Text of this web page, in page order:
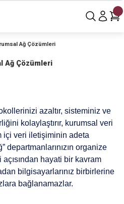
Dell Sunucular
Lenovo Sunucular
Bellek (RAM)
İşlemci (CPU)
Power Supply (PSU)
Workstation
Workstation Aksesuarları
Workstation Monitörler
Sunucu Kabinetler
Veri Depolama
Abonelik
HPE Networking
Anahtar Teslim Projeler
Microsoft & Azure
Kiralama ve Finansal Çözümler
Siber Güvenlik Çözümleri
Son Kullanıcı Çözümleri
Ağ Çözümleri
Ağ Çözümleri
azaltır, sisteminiz ve
kolaylaştırır, kurumsal veri
içi veri iletişiminin adeta
departmanlarınızın organize
hayati bir kavram
bilgisayarlarınız birbirlerine
bağlanamazlar.